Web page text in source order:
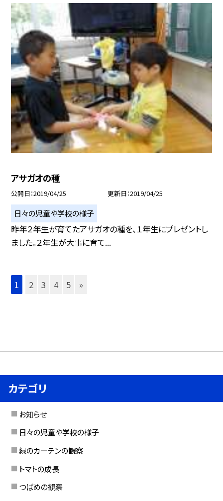
アサガオの種
公開日 2019/04/25 更新日 2019/04/25
日々の児童や学校の様子
昨年２年生が育てたアサガオの種を、１年生にプレゼントし
ました。２年生が大事に育て...
1 2 3 4 5 »
カテゴリ
お知らせ
日々の児童や学校の様子
緑のカーテンの観察
トマトの成長
つばめの観察